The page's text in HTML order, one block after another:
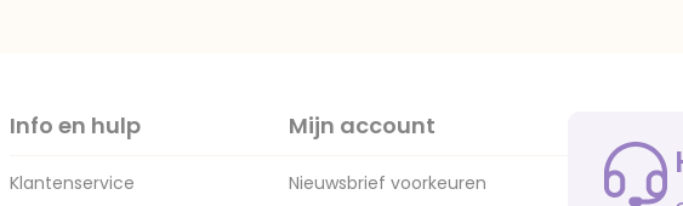
Info en hulp
Klantenservice
Mijn account
Nieuwsbrief voorkeuren